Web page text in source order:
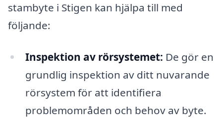
stambyte i Stigen kan hjälpa till med
följande:
Inspektion av rörsystemet: De gör en
grundlig inspektion av ditt nuvarande
rörsystem för att identifiera
problemområden och behov av byte.